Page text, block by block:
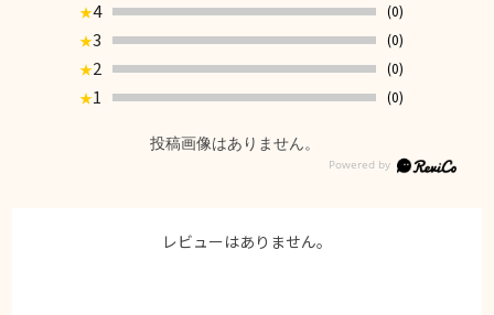
★4
(0)
★3
(0)
★2
(0)
★1 (0)
投稿画像はありません。
レビューはありません。